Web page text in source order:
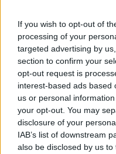
If you wish to opt-out of
processing of your
targeted advertising by
section to confirm your
opt-out request is
interest-based ads based
us or personal
your opt-out. You may
disclosure of your
IAB’s list of downstream
also be disclosed by us
την κατάσταση στην
στον πόλεμο στο
γνωρίζει ή δεν
Ιδιαίτερα αρνητική
οικονομικών
των πολιτών θεωρεί
το 25% «λίγο», το
εκτιμά ότι βοηθούν